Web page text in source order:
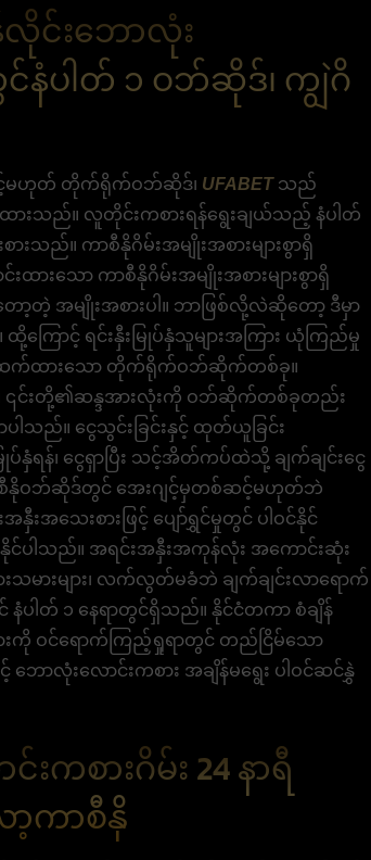
င်းဘောလုံး
င်နံပါတ် ၁ ဝဘ်ဆိုဒ်၊ ကျွဲဂိ
ဆင့်မဟုတ် တိုက်ရိုက်ဝဘ်ဆိုဒ်၊ UFABETသည်
ားသည်။ လူတိုင်းကစားရန်ရွေးချယ်သည့် နံပါတ်
းသည်။ ကာစီနိုဂိမ်းအမျိုးအစားများစွာရှိ
ားသော ကာစီနိုဂိမ်းအမျိုးအစားများစွာရှိ
တဲ့ အမျိုးအစားပါ။ ဘာဖြစ်လို့လဲဆိုတော့ ဒီမှာ
ြောင့် ရင်းနှီးမြုပ်နှံသူများအကြား ယုံကြည်မှု
ျိတ်ဆက်ထားသော တိုက်ရိုက်ဝဘ်ဆိုက်တစ်ခု။
၊ ၎င်းတို့၏ဆန္ဒအားလုံးကို ဝဘ်ဆိုက်တစ်ခုတည်း
ါသည်။ ငွေသွင်းခြင်းနှင့် ထုတ်ယူခြင်း
နှံရန်၊ ငွေရှာပြီး သင့်အိတ်ကပ်ထဲသို့ ချက်ချင်းငွေ
းကာစီနိုဝဘ်ဆိုဒ်တွင် အေးဂျင့်မှတစ်ဆင့်မဟုတ်ဘဲ
အသေးစားဖြင့် ပျော်ရွှင်မှုတွင် ပါဝင်နိုင်
ါသည်။ အရင်းအနှီးအကုန်လုံး အကောင်းဆုံး
းသမားများ၊ လက်လွတ်မခံဘဲ ချက်ချင်းလာရောက်
ပါတ် ၁ နေရာတွင်ရှိသည်။ နိုင်ငံတကာ စံချိန်
ားကို ဝင်ရောက်ကြည့်ရှုရာတွင် တည်ငြိမ်သော
ာလုံးလောင်းကစား အချိန်မရွေး ပါဝင်ဆင်နွှဲ
စားဂိမ်း 24 နာရီ
ာ့ကာစီနို